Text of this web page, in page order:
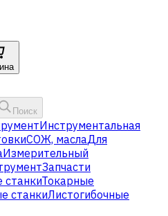
Поиск
Инструментальная
СОЖ, маслаДля
Измерительный
Запчасти
Токарные
станкиЛистогибочные